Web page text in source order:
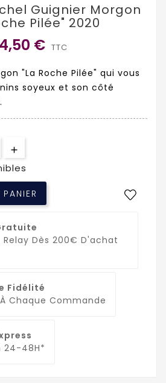
Guignier Morgon
Pilée" 2020
€ TTC
"La Roche Pilée" qui vous
soyeux et son côté
Relay Dès 200€ D'achat
Fidélité
Chaque Commande
24-48H*